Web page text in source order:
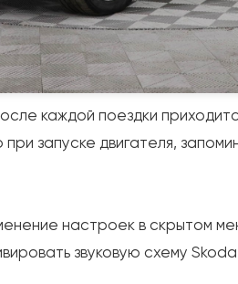
каждой поездки
запуске двигателя,
настроек в скрытом
звуковую схему